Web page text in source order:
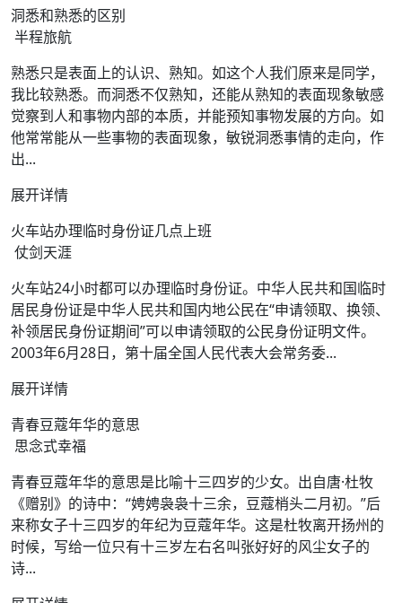
洞悉和熟悉的区别
半程旅航
熟悉只是表面上的认识、熟知。如这个人我们原来是同学，
我比较熟悉。而洞悉不仅熟知，还能从熟知的表面现象敏感
觉察到人和事物内部的本质，并能预知事物发展的方向。如
他常常能从一些事物的表面现象，敏锐洞悉事情的走向，作
出...
展开详情
火车站办理临时身份证几点上班
仗剑天涯
火车站24小时都可以办理临时身份证。中华人民共和国临时
居民身份证是中华人民共和国内地公民在“申请领取、换领、
补领居民身份证期间”可以申请领取的公民身份证明文件。
2003年6月28日，第十届全国人民代表大会常务委...
展开详情
青春豆蔻年华的意思
思念式幸福
青春豆蔻年华的意思是比喻十三四岁的少女。出自唐·杜牧
《赠别》的诗中：“娉娉袅袅十三余，豆蔻梢头二月初。”后
来称女子十三四岁的年纪为豆蔻年华。这是杜牧离开扬州的
时候，写给一位只有十三岁左右名叫张好好的风尘女子的
诗...